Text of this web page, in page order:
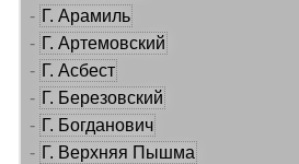
- Г. Арамиль
- Г. Артемовский
- Г. Асбест
- Г. Березовский
- Г. Богданович
- Г. Верхняя Пышма